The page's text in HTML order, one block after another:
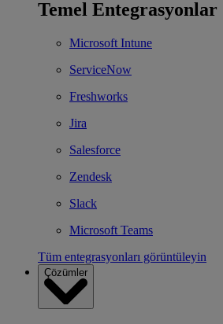
Temel Entegrasyonlar
Microsoft Intune
ServiceNow
Freshworks
Jira
Salesforce
Zendesk
Slack
Microsoft Teams
Tüm entegrasyonları görüntüleyin
Çözümler